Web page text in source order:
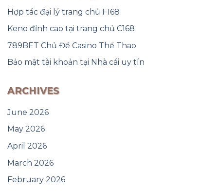
Hợp tác đại lý trang chủ F168
Keno đỉnh cao tại trang chủ C168
789BET Chủ Đề Casino Thể Thao
Bảo mật tài khoản tại Nhà cái uy tín
ARCHIVES
June 2026
May 2026
April 2026
March 2026
February 2026